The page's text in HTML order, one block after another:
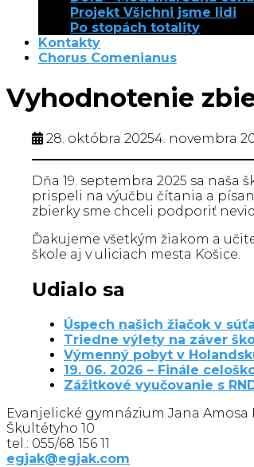
Projekt Všichni jsme lidi
Po stopách totality
Kontakty
Chorus Comenianus
Vyhodnotenie
28. októbra 20254. novembra
Dňa 19. septembra 2025 sa naša
prispeli na výučbu čítania a
zbierky sme chceli podporiť
Ďakujeme všetkým žiakom a
škole aj v uliciach mesta Košice.
Udialo sa
Úspech našich žiačok v
Triedne výlety na záver
Výmenný pobyt v
19. 06. 2026 – Finále
Zážitkové vyučovanie s
Evanjelické gymnázium Jana Amosa
Škultétyho 10
tel.: 055/68 156 11
egjak@egjak.com